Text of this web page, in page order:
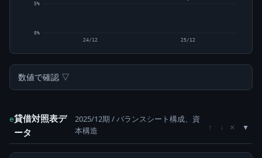
0%
5%
24/12 25/12
数値で確認 ▽
e貸借対照表デ
ータ
2025/12期 / バランスシート構成、資
本構造
↑ ↓ ×